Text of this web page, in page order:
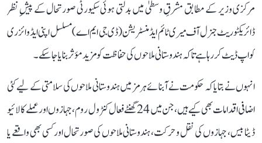
مرکزی وزیر کے مطابق مشرقِ وسطیٰ میں بدلتی ہوئی سکیورٹی صورتحال کے پیشِ نظر
ڈائریکٹوریٹ جنرل آف میری ٹائم ایڈمنسٹریشن (ڈی جی ایم اے) مسلسل اپنی ایڈوائزری
کو اپ ڈیٹ کر رہا ہے تاکہ ہندوستانی ملاحوں کی حفاظت کو مزید مؤثر بنایا جا سکے۔
انہوں نے بتایا کہ حکومت نے آبنائے ہرمز میں ہندوستانی ملاحوں کی سلامتی کے لیے کئی
اضافی اقدامات بھی کیے ہیں، جن میں 24 گھنٹے فعال کنٹرول روم، جہازوں اور عملے کا لائیو
ڈیٹا بیس، جہازوں کی نقل و حرکت، ہندوستانی ملاحوں کی صورتحال اور کسی بھی واقعے یا